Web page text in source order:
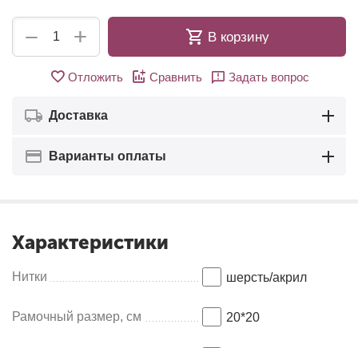
+
− В корзину
Отложить Сравнить Задать вопрос
Доставка
Варианты оплаты
Характеристики
Нитки шерсть/акрил
Рамочный размер, см 20*20